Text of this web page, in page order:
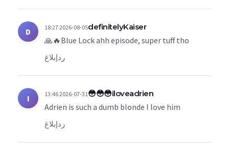
D definitelyKaiser
2026-08-05 18:27
Blue Lock ahh episode, super tuff tho🔥🙏
ردإبلاغ
I iloveadrien😳😳😳
2026-07-31 13:46
Adrien is such a dumb blonde I love him
ردإبلاغ